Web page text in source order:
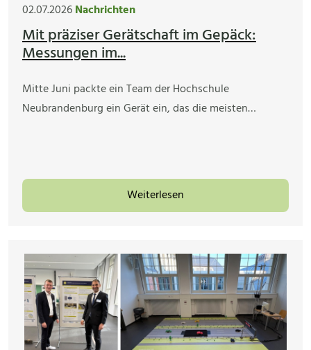
02.07.2026Nachrichten
Mit präziser Gerätschaft im Gepäck:
Messungen im...
Mitte Juni packte ein Team der Hochschule
Neubrandenburg ein Gerät ein, das die meisten…
Weiterlesen